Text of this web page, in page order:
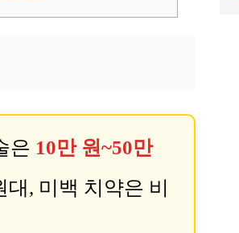
은 10만 원~50만
, 미백 치약은 비